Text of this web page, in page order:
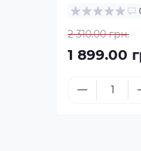
2 310.00 грн.
1 899.00